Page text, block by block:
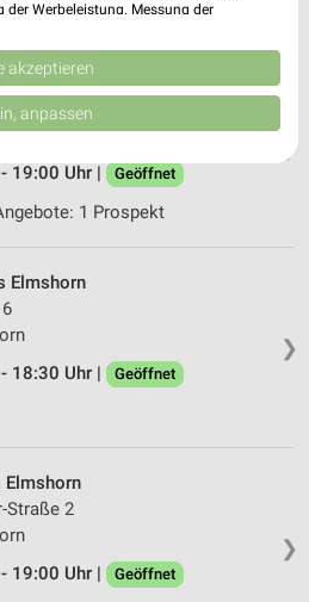
1 Prospekt
❯
3
19:00 Uhr |
Geöffnet
1 Prospekt
❯
Elmshorn
18:30 Uhr |
Geöffnet
❯
Elmshorn
Straße 2
19:00 Uhr |
Geöffnet
Werbeleistung. Messung der
Quellen. Entwicklung und
reduzierter Daten zur Auswahl
Union weitergegeben und in die
Anbieter)
auf Informationen
zur Auswahl von
Auswahl
Personalisierung
akzeptieren
anpassen